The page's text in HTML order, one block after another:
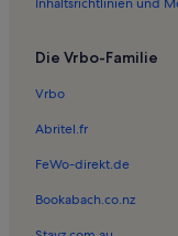
Ferienwohnungen in
Chalets in Korsika
Die Vrbo-Familie
Vrbo
Abritel.fr
FeWo-direkt.de
Bookabach.co.nz